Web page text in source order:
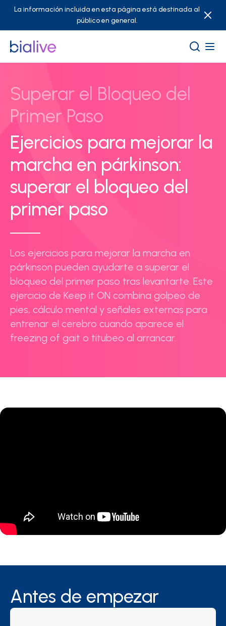
La información incluida en esta página está destinada al
público en general.
Superar el Bloqueo del
Primer Paso
Ejercicios para mejorar la
marcha en párkinson:
superar el bloqueo del
primer paso
Los ejercicios para mejorar la marcha en
párkinson pueden ayudarte a superar el
bloqueo del primer paso tras levantarte. Este
ejercicio de Keep it ON combina golpeo de
pies, cálculo mental y señales externas para
entrenar el cerebro cuando aparece el
freezing of gait o titubeo al arrancar.
Antes de empezar